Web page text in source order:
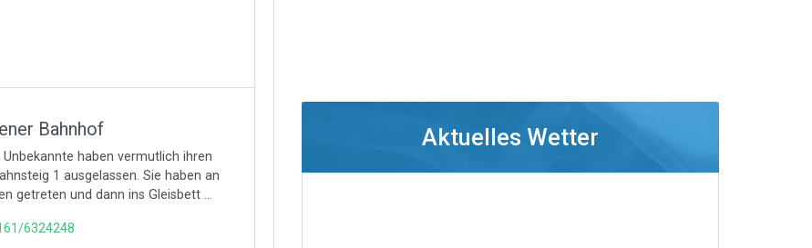
Bahnhof
haben vermutlich ihren
1 ausgelassen. Sie haben an
getreten und dann ins Gleisbett ...
6324248
Aktuelles Wetter